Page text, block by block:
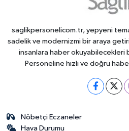
saglikpersonelicom.tr, yepyeni
sadelik ve modernizmi bir araya
insanlara haber okuyabilecekleri
Personeline hızlı ve doğru
Nöbetçi Eczaneler
Hava Durumu